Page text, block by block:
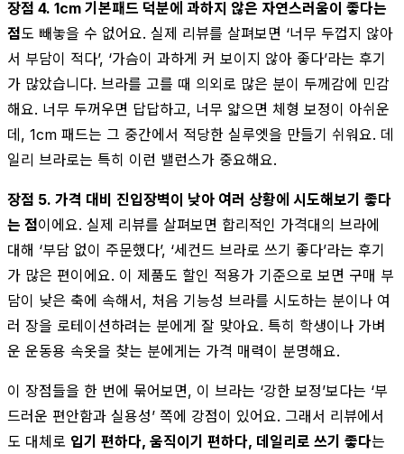
장점 4. 1cm 기본패드 덕분에 과하지 않은 자연스러움이 좋다는
점도 빼놓을 수 없어요. 실제 리뷰를 살펴보면 ‘너무 두껍지 않아
서 부담이 적다’, ‘가슴이 과하게 커 보이지 않아 좋다’라는 후기
가 많았습니다. 브라를 고를 때 의외로 많은 분이 두께감에 민감
해요. 너무 두꺼우면 답답하고, 너무 얇으면 체형 보정이 아쉬운
데, 1cm 패드는 그 중간에서 적당한 실루엣을 만들기 쉬워요. 데
일리 브라로는 특히 이런 밸런스가 중요해요.
장점 5. 가격 대비 진입장벽이 낮아 여러 상황에 시도해보기 좋다
는 점이에요. 실제 리뷰를 살펴보면 합리적인 가격대의 브라에
대해 ‘부담 없이 주문했다’, ‘세컨드 브라로 쓰기 좋다’라는 후기
가 많은 편이에요. 이 제품도 할인 적용가 기준으로 보면 구매 부
담이 낮은 축에 속해서, 처음 기능성 브라를 시도하는 분이나 여
러 장을 로테이션하려는 분에게 잘 맞아요. 특히 학생이나 가벼
운 운동용 속옷을 찾는 분에게는 가격 매력이 분명해요.
이 장점들을 한 번에 묶어보면, 이 브라는 ‘강한 보정’보다는 ‘부
드러운 편안함과 실용성’ 쪽에 강점이 있어요. 그래서 리뷰에서
도 대체로 입기 편하다, 움직이기 편하다, 데일리로 쓰기 좋다는